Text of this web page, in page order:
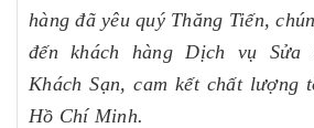
hàng đã yêu quý Thăng Tiến,
đến khách hàng Dịch vụ Sửa
Khách Sạn, cam kết chất lượng
Hồ Chí Minh.